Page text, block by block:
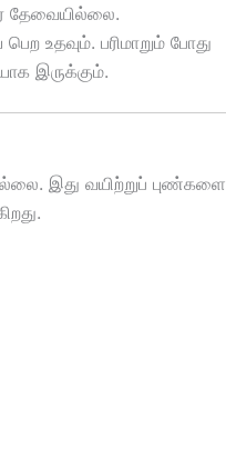
தேவையில்லை.
உதவும். பரிமாறும் போது
இருக்கும்.
இது வயிற்றுப் புண்களை